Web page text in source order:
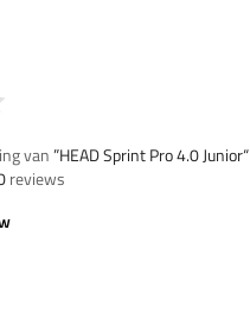
van”HEAD Sprint Pro 4.0 Junior“
reviews